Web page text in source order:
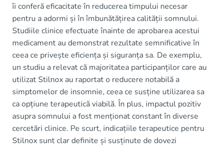
îi conferă eficacitate în reducerea timpului necesar
pentru a adormi și în îmbunătățirea calității somnului.
Studiile clinice efectuate înainte de aprobarea acestui
medicament au demonstrat rezultate semnificative în
ceea ce privește eficiența și siguranța sa. De exemplu,
un studiu a relevat că majoritatea participanților care au
utilizat Stilnox au raportat o reducere notabilă a
simptomelor de insomnie, ceea ce susține utilizarea sa
ca opțiune terapeutică viabilă. În plus, impactul pozitiv
asupra somnului a fost menționat constant în diverse
cercetări clinice. Pe scurt, indicațiile terapeutice pentru
Stilnox sunt clar definite și susținute de dovezi